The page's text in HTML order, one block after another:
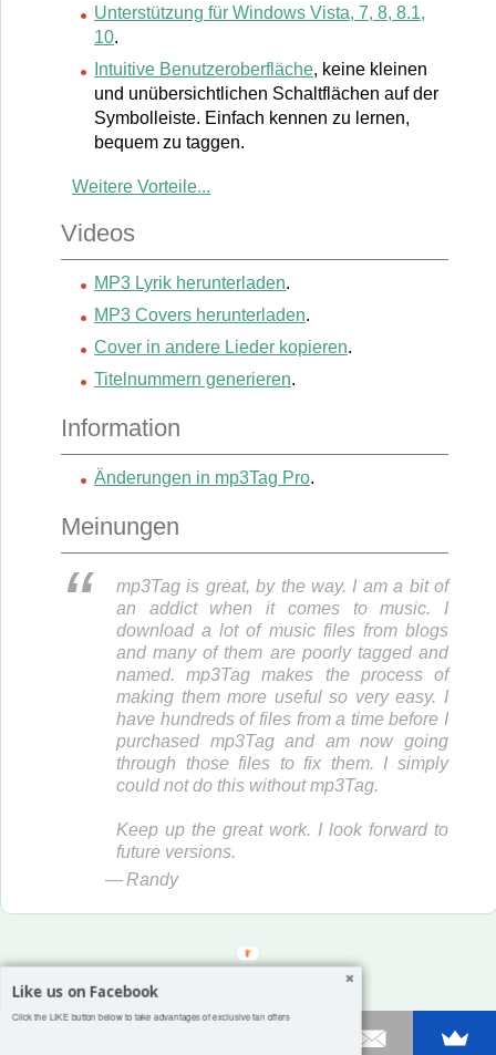
Unterstützung für Windows Vista, 7, 8, 8.1,
10.
Intuitive Benutzeroberfläche, keine kleinen
und unübersichtlichen Schaltflächen auf der
Symbolleiste. Einfach kennen zu lernen,
bequem zu taggen.
Weitere Vorteile...
Videos
MP3 Lyrik herunterladen.
MP3 Covers herunterladen.
Cover in andere Lieder kopieren.
Titelnummern generieren.
Information
Änderungen in mp3Tag Pro.
Meinungen
mp3Tag is great, by the way. I am a bit of
an addict when it comes to music. I
download a lot of music files from blogs
and many of them are poorly tagged and
named. mp3Tag makes the process of
making them more useful so very easy. I
have hundreds of files from a time before I
purchased mp3Tag and am now going
through those files to fix them. I simply
could not do this without mp3Tag.
Keep up the great work. I look forward to
future versions.
Randy
Like us on Facebook
Click the LIKE button below to take advantages of exclusive fan offers